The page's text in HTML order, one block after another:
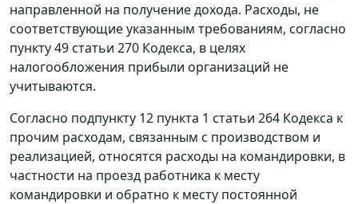
направленной на получение дохода. Расходы, не
соответствующие указанным требованиям, согласно
пункту 49 статьи 270 Кодекса, в целях
налогообложения прибыли организаций не
учитываются.
Согласно подпункту 12 пункта 1 статьи 264 Кодекса к
прочим расходам, связанным с производством и
реализацией, относятся расходы на командировки, в
частности на проезд работника к месту
командировки и обратно к месту постоянной